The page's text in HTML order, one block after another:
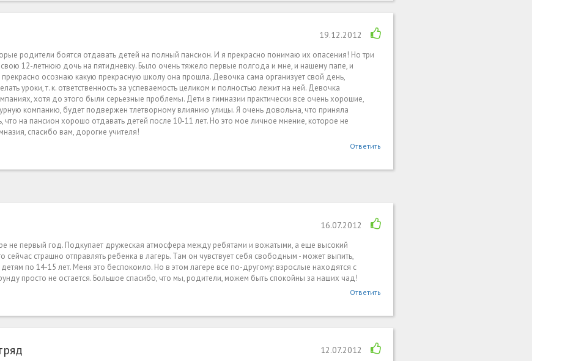
19.12.2012
родители боятся отдавать детей на полный пансион. И я прекрасно понимаю их опасения! Но три
12-летнюю дочь на пятидневку. Было очень тяжело первые полгода и мне, и нашему папе, и
осознаю какую прекрасную школу она прошла. Девочка сама организует свой день,
уроки, т. к. ответственность за успеваемость целиком и полностью лежит на ней. Девочка
хотя до этого были серьезные проблемы. Дети в гимназии практически все очень хорошие,
компанию, будет подвержен тлетворному влиянию улицы. Я очень довольна, что приняла
на пансион хорошо отдавать детей после 10-11 лет. Но это мое личное мнение, которое не
спасибо вам, дорогие учителя!
Ответить
16.07.2012
не первый год. Подкупает дружеская атмосфера между ребятами и вожатыми, а еще высокий
страшно отправлять ребенка в лагерь. Там он чувствует себя свободным - может выпить,
по 14-15 лет. Меня это беспокоило. Но в этом лагере все по-другому: взрослые находятся с
просто не остается. Большое спасибо, что мы, родители, можем быть спокойны за наших чад!
Ответить
12.07.2012